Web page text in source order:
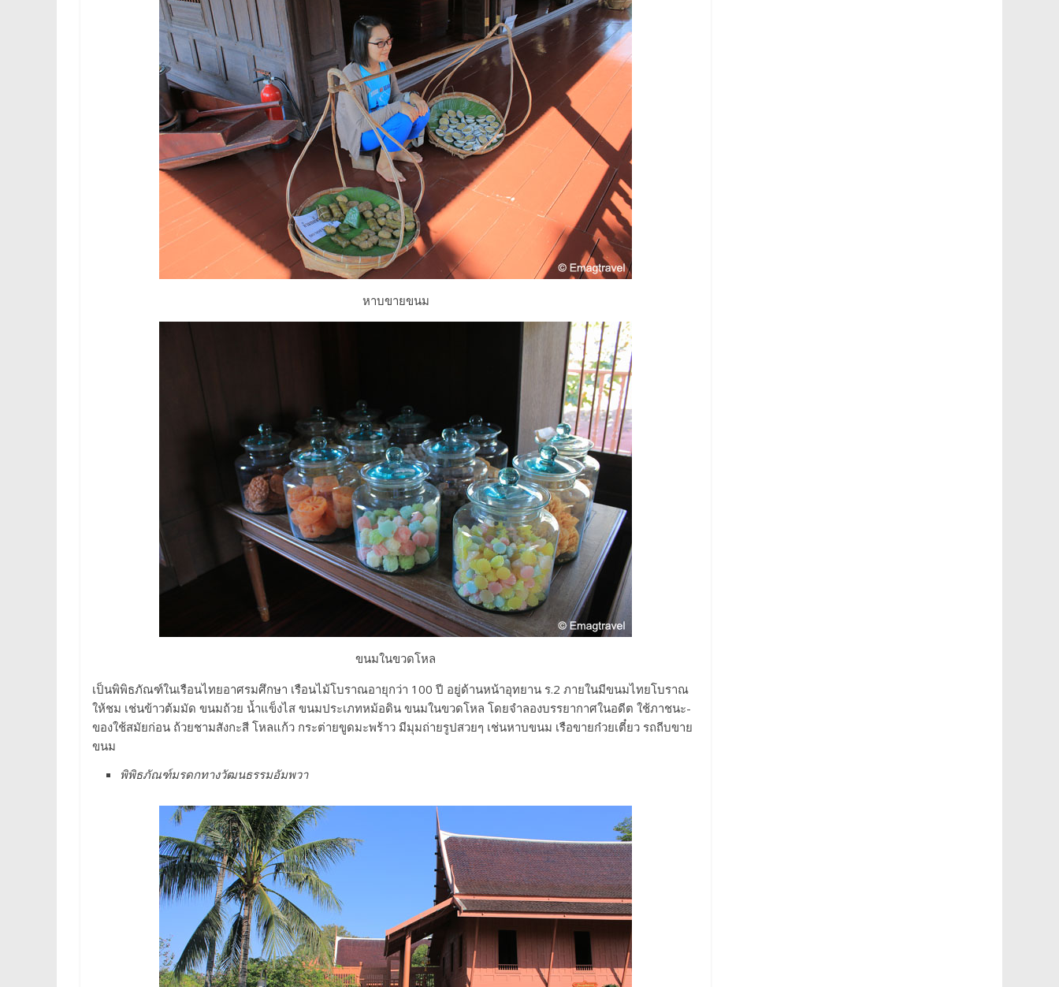
หาบขายขนม
ขนมในขวดโหล
เป็นพิพิธภัณฑ์ในเรือนไทยอาศรมศึกษา เรือนไม้โบราณอายุกว่า 100 ปี อยู่ด้านหน้าอุทยาน ร.2 ภายในมีขนมไทยโบราณ
ให้ชม เช่นข้าวต้มมัด ขนมถ้วย น้ำแข็งไส ขนมประเภทหม้อดิน ขนมในขวดโหล โดยจำลองบรรยากาศในอดีต ใช้ภาชนะ-
ของใช้สมัยก่อน ถ้วยชามสังกะสี โหลแก้ว กระต่ายขูดมะพร้าว มีมุมถ่ายรูปสวยๆ เช่นหาบขนม เรือขายก๋วยเตี๋ยว รถถีบขาย
ขนม
พิพิธภัณฑ์มรดกทางวัฒนธรรมอัมพวา